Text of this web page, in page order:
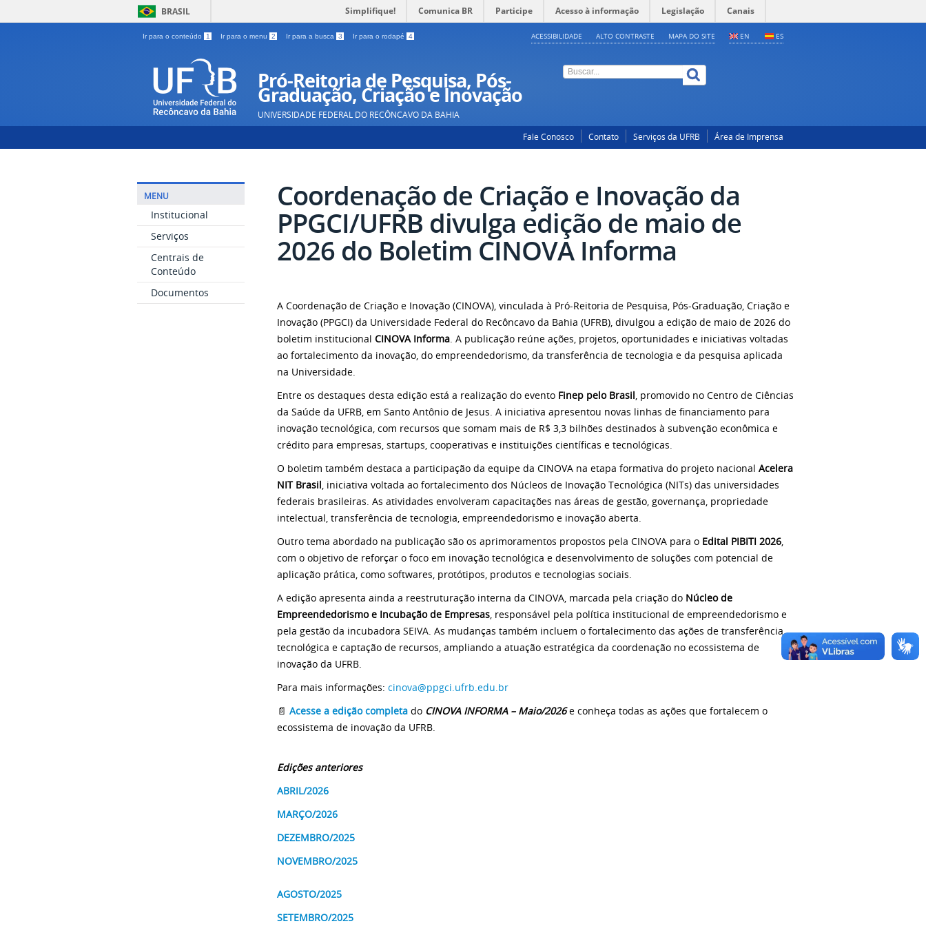
BRASIL Simplifique! Comunica BR Participe Acesso à informação Legislação Canais
Ir para o conteúdo 1 Ir para o menu 2 Ir para a busca 3 Ir para o rodapé 4 EN ES
ACESSIBILIDADE ALTO CONTRASTE MAPA DO SITE
Pró-Reitoria de Pesquisa, Pós-
Graduação, Criação e Inovação
UNIVERSIDADE FEDERAL DO RECÔNCAVO DA BAHIA
Fale Conosco
Contato Serviços da UFRB Área de Imprensa
MENU
Institucional
Serviços
Centrais de
Conteúdo
Documentos
Coordenação de Criação e Inovação da
PPGCI/UFRB divulga edição de maio de
2026 do Boletim CINOVA Informa
A Coordenação de Criação e Inovação (CINOVA), vinculada à Pró-Reitoria de Pesquisa, Pós-Graduação, Criação e
Inovação (PPGCI) da Universidade Federal do Recôncavo da Bahia (UFRB), divulgou a edição de maio de 2026 do
boletim institucional CINOVA Informa. A publicação reúne ações, projetos, oportunidades e iniciativas voltadas
ao fortalecimento da inovação, do empreendedorismo, da transferência de tecnologia e da pesquisa aplicada
na Universidade.
Entre os destaques desta edição está a realização do evento Finep pelo Brasil, promovido no Centro de Ciências
da Saúde da UFRB, em Santo Antônio de Jesus. A iniciativa apresentou novas linhas de financiamento para
inovação tecnológica, com recursos que somam mais de R$ 3,3 bilhões destinados à subvenção econômica e
crédito para empresas, startups, cooperativas e instituições científicas e tecnológicas.
O boletim também destaca a participação da equipe da CINOVA na etapa formativa do projeto nacional Acelera
NIT Brasil, iniciativa voltada ao fortalecimento dos Núcleos de Inovação Tecnológica (NITs) das universidades
federais brasileiras. As atividades envolveram capacitações nas áreas de gestão, governança, propriedade
intelectual, transferência de tecnologia, empreendedorismo e inovação aberta.
Outro tema abordado na publicação são os aprimoramentos propostos pela CINOVA para o Edital PIBITI 2026,
com o objetivo de reforçar o foco em inovação tecnológica e desenvolvimento de soluções com potencial de
aplicação prática, como softwares, protótipos, produtos e tecnologias sociais.
A edição apresenta ainda a reestruturação interna da CINOVA, marcada pela criação do Núcleo de
Empreendedorismo e Incubação de Empresas, responsável pela política institucional de empreendedorismo e
pela gestão da incubadora SEIVA. As mudanças também incluem o fortalecimento das ações de transferência
tecnológica e captação de recursos, ampliando a atuação estratégica da coordenação no ecossistema de
inovação da UFRB.
Para mais informações: cinova@ppgci.ufrb.edu.br
📄 Acesse a edição completa do CINOVA INFORMA – Maio/2026e conheça todas as ações que fortalecem o
ecossistema de inovação da UFRB.
Edições anteriores
ABRIL/2026
MARÇO/2026
DEZEMBRO/2025
NOVEMBRO/2025
AGOSTO/2025
SETEMBRO/2025